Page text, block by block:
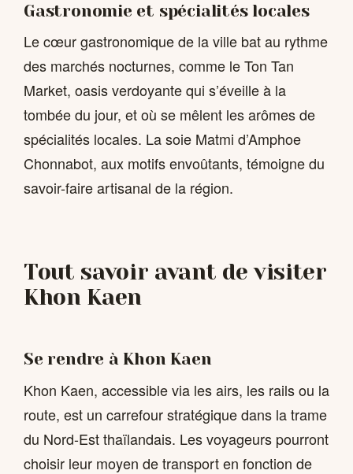
Gastronomie et spécialités locales
Le cœur gastronomique de la ville bat au rythme
des marchés nocturnes, comme le Ton Tan
Market, oasis verdoyante qui s’éveille à la
tombée du jour, et où se mêlent les arômes de
spécialités locales. La soie Matmi d’Amphoe
Chonnabot, aux motifs envoûtants, témoigne du
savoir-faire artisanal de la région.
Tout savoir avant de visiter
Khon Kaen
Se rendre à Khon Kaen
Khon Kaen, accessible via les airs, les rails ou la
route, est un carrefour stratégique dans la trame
du Nord-Est thaïlandais. Les voyageurs pourront
choisir leur moyen de transport en fonction de